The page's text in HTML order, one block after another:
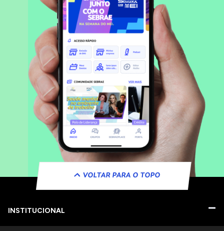
VOLTAR PARA O TOPO
INSTITUCIONAL